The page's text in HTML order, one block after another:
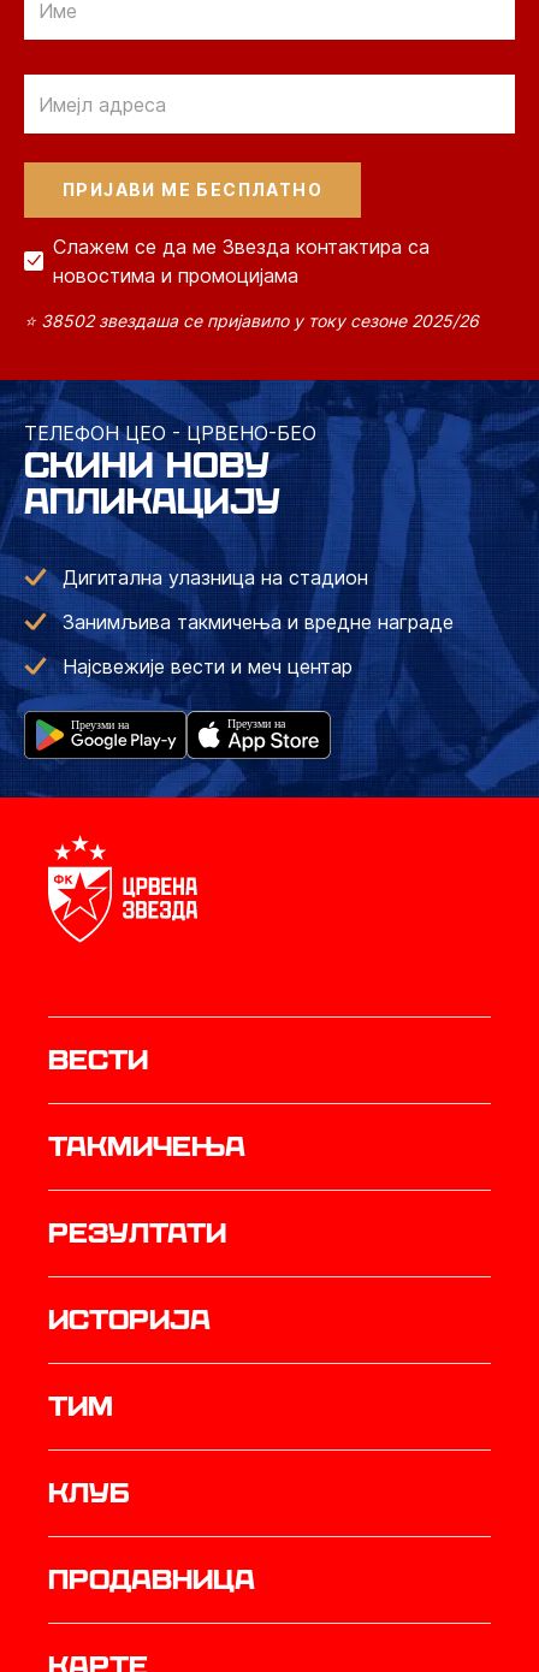
Слажем се да ме Звезда контактира са
новостима и промоцијама
⭐ 38502 звездаша се пријавило у току сезоне 2025/26
ТЕЛЕФОН ЦЕО - ЦРВЕНО-БЕО
СКИНИ НОВУ
АПЛИКАЦИЈУ
Дигитална улазница на стадион
Занимљива такмичења и вредне награде
Најсвежије вести и меч центар
Вести
Такмичења
резултати
историја
ТИМ
Клуб
продавница